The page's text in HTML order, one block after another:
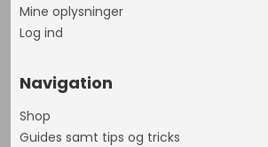
Mine oplysninger
Log ind
Navigation
Shop
Guides samt tips og tricks